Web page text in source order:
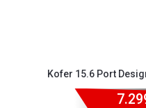
Kofer 15.6 Port